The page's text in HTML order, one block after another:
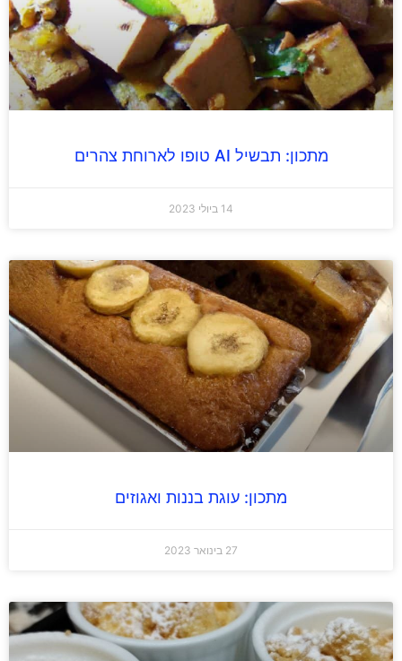
מתכון: תבשיל AI טופו לארוחת צהרים
מתכון: עוגת בננות ואגוזים